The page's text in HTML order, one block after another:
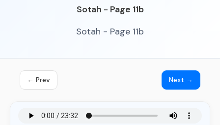
Sotah - Page 11b
Sotah - Page 11b
← Prev Next →